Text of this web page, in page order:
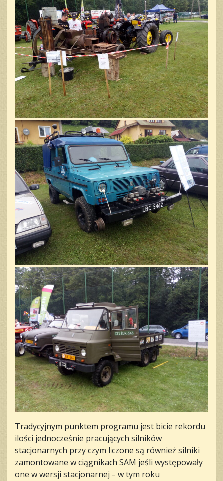
Tradycyjnym punktem programu jest bicie rekordu
ilości jednocześnie pracujących silników
stacjonarnych przy czym liczone są również silniki
zamontowane w ciągnikach SAM jeśli występowały
one w wersji stacjonarnej – w tym roku